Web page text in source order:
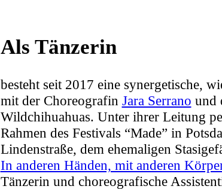
Als Tänzerin
besteht seit 2017 eine synergetische,
mit der Choreografin Jara Serrano und
Wildchihuahuas. Unter ihrer Leitung
Rahmen des Festivals “Made” in
Lindenstraße, dem ehemaligen
In anderen Händen, mit anderen
Tänzerin und choreografische